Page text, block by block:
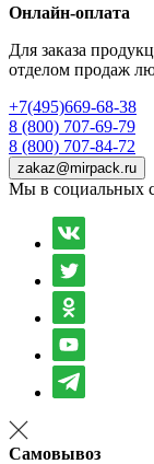
Онлайн-оплата
Для заказа
отделом продаж
+7(495)669-68-38
8 (800) 707-69-79
8 (800) 707-84-72
zakaz@mirpack.ru
Мы в социальных
Самовывоз